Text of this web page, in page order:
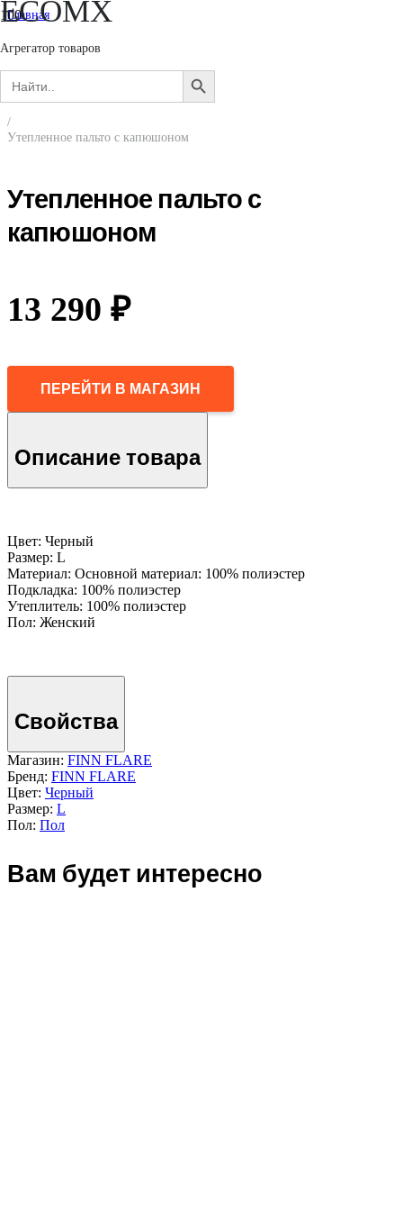
ECOMX
Агрегатор товаров
Search
for:
SEARCH
BUTTON
Главная
Женщинам
Верхняя одежда
Утепленные пальто
/
Утепленное пальто с капюшоном
Утепленное пальто с
капюшоном
13 290 ₽
ПЕРЕЙТИ В МАГАЗИН
Описание товара
Цвет: Черный
Размер: L
Материал: Основной материал: 100% полиэстер
Подкладка: 100% полиэстер
Утеплитель: 100% полиэстер
Пол: Женский
Свойства
Магазин: FINN FLARE
Бренд: FINN FLARE
Цвет: Черный
Размер: L
Пол: Пол
Вам будет интересно